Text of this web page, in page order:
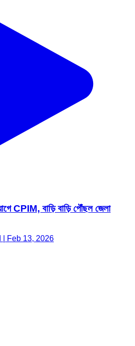
CPIM, বাড়ি বাড়ি পৌঁছল জেলা
| Feb 13, 2026